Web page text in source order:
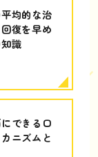
均的な治
復を早め
識
できる口
ニズムと